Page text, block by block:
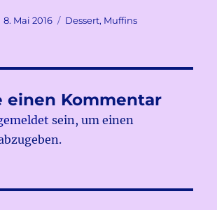
Veröffentlicht
8. Mai 2016 Kategorien
Dessert, Muffins
einen Kommentar
sein, um einen